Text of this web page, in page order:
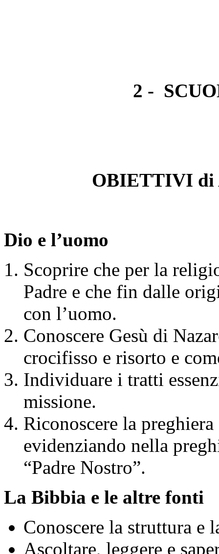
2 -
OBIETTIVI di
Dio e l’uomo
Scoprire che per la
Padre e che fin dalle
con l’uomo.
Conoscere Gesù di
crocifisso e risorto e
Individuare i tratti
missione.
Riconoscere la
evidenziando nella
“Padre Nostro”.
La Bibbia e le altre fonti
Conoscere la struttura e
Ascoltare, leggere e